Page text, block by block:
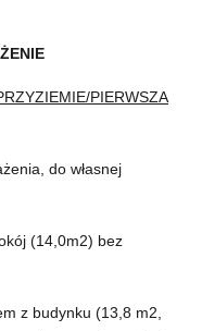
PIERWSZA
do własnej
(14,0m2) bez
z budynku (13,8 m2,